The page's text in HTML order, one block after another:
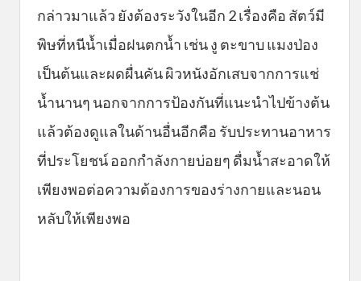
กล่าวมาแล้ว ยังต้องระวังในอีก 2 เรื่องคือ สัตว์มี
พิษที่หนีน้ำเมื่อฝนตกน้ำ เช่น งู ตะขาบ แมงป่อง
เป็นต้นและผดผื่นคัน ผิวหนังอักเสบจากการแช่
น้ำนานๆ นอกจากการป้องกันที่แนะนำไปข้างต้น
แล้วต้องดูแลในด้านอื่นอีกคือ รับประทานอาหาร
ที่ประโยชน์ ออกกำลังกายบ่อยๆ ดื่มน้ำสะอาดให้
เพียงพอต่อความต้องการของร่างกายและนอน
หลับให้เพียงพอ